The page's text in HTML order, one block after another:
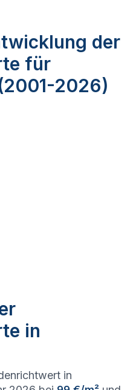
der
für
2026)
in
in